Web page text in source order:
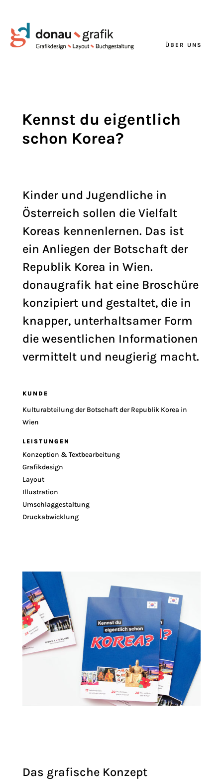
ÜBER UNS
Kennst du eigentlich
schon Korea?
Kinder und Jugendliche in
Österreich sollen die Vielfalt
Koreas kennenlernen. Das ist
ein Anliegen der Botschaft der
Republik Korea in Wien.
donaugrafik hat eine Broschüre
konzipiert und gestaltet, die in
knapper, unterhaltsamer Form
die wesentlichen Informationen
vermittelt und neugierig macht.
KUNDE
Kulturabteilung der Botschaft der Republik Korea in
Wien
LEISTUNGEN
Konzeption & Textbearbeitung
Grafikdesign
Layout
Illustration
Umschlaggestaltung
Druckabwicklung
Das grafische Konzept